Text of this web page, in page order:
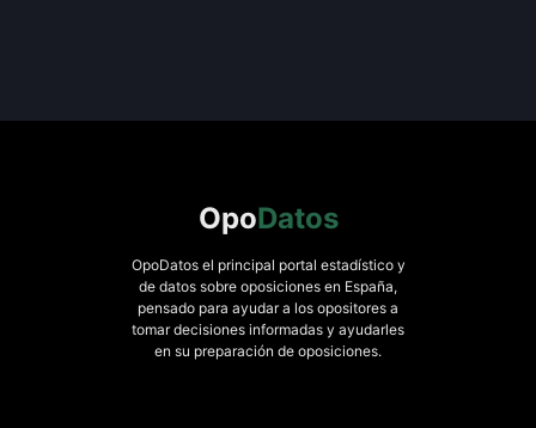
OpoDatos
OpoDatos el principal portal estadístico y
de datos sobre oposiciones en España,
pensado para ayudar a los opositores a
tomar decisiones informadas y ayudarles
en su preparación de oposiciones.